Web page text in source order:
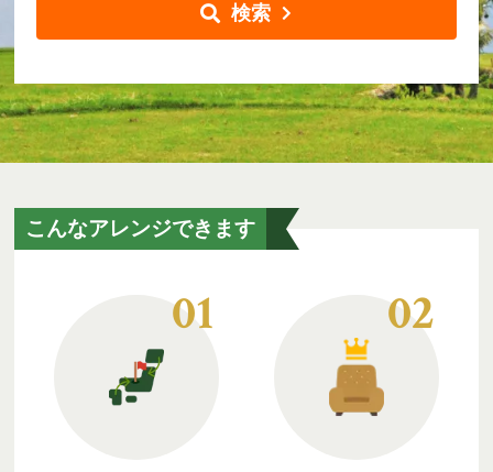
検索
こんなアレンジできます
01 02